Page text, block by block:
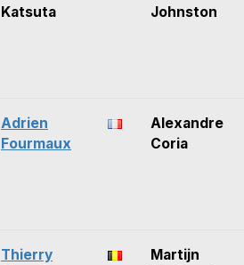
Katsuta
Johnston
Adrien
Fourmaux
Alexandre
Coria
Thierry
Martijn